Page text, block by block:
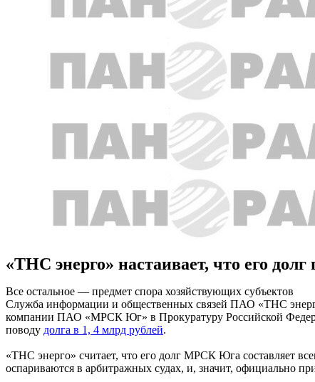
«ТНС энерго» настаивает, что его
Все остальное — предмет спора хозяйствующих субъектов
Служба информации и общественных связей ПАО «ТНС
компании ПАО «МРСК Юг» в Прокуратуру Российской
поводу долга в 1, 4 млрд рублей.
«ТНС энерго» считает, что его долг МРСК Юга составляет
оспариваются в арбитражных судах, и, значит, официально